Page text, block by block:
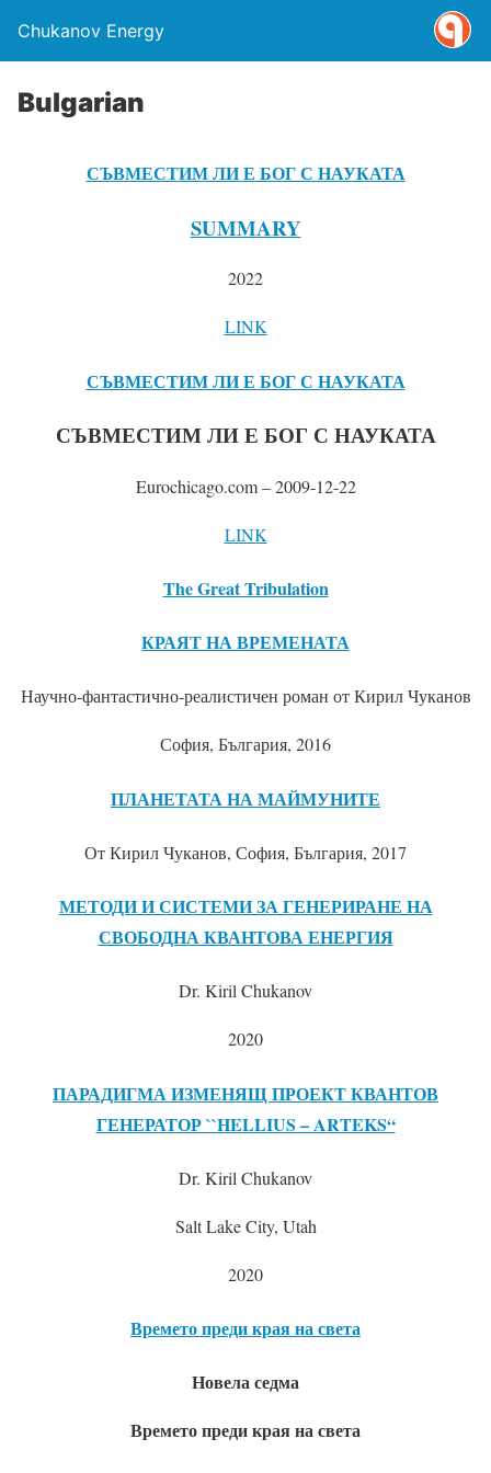
Chukanov Energy
Bulgarian
СЪВМЕСТИМ ЛИ Е БОГ С НАУКАТА
SUMMARY
2022
LINK
СЪВМЕСТИМ ЛИ Е БОГ С НАУКАТА
СЪВМЕСТИМ ЛИ Е БОГ С НАУКАТА
Eurochicago.com – 2009-12-22
LINK
The Great Tribulation
КРАЯТ НА ВРЕМЕНАТА
Научно-фантастично-реалистичен роман от Кирил Чуканов
София, България, 2016
ПЛАНЕТАТА НА МАЙМУНИТЕ
От Кирил Чуканов, София, България, 2017
МЕТОДИ И СИСТЕМИ ЗА ГЕНЕРИРАНЕ НА
СВОБОДНА КВАНТОВА ЕНЕРГИЯ
Dr. Kiril Chukanov
2020
ПАРАДИГМА ИЗМЕНЯЩ ПРОЕКТ КВАНТОВ
ГЕНЕРАТОР ``HELLIUS – ARTEKS“
Dr. Kiril Chukanov
Salt Lake City, Utah
2020
Времето преди края на света
Новела седма
Времето преди края на света